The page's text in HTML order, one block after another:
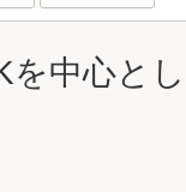
中心と